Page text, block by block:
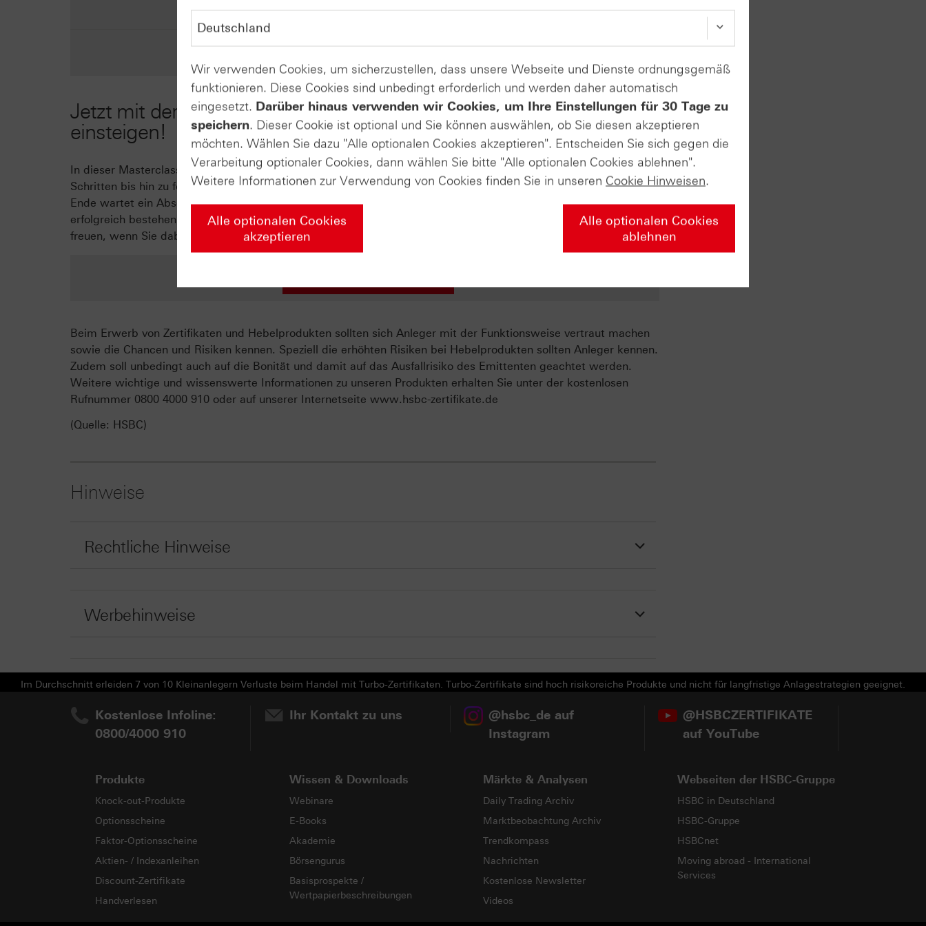
Jetzt mit der HSBC-Zertifikate-Masterclass in die Welt der Derivate
einsteigen!
In dieser Masterclass erfahren Sie alles, was Sie über die Grundlagen der Börse wissen müssen – von den ersten
Schritten bis hin zu fortgeschrittenen Strategien mit Zertifikaten und professionellem Money Management. Am
Ende wartet ein Abschlusstest auf Sie, welcher Ihr Wissen nochmal vertiefen soll. Falls Sie diesen Abschlusstest
erfolgreich bestehen, erhalten Sie ein persönliches HSBC-Masterclass-Zertifikat von uns! Wir würden uns sehr
freuen, wenn Sie dabei sind!
Beim Erwerb von Zertifikaten und Hebelprodukten sollten sich Anleger mit der Funktionsweise vertraut machen
sowie die Chancen und Risiken kennen. Speziell die erhöhten Risiken bei Hebelprodukten sollten Anleger kennen.
Zudem soll unbedingt auch auf die Bonität und damit auf das Ausfallrisiko des Emittenten geachtet werden.
Weitere wichtige und wissenswerte Informationen zu unseren Produkten erhalten Sie unter der kostenlosen
Rufnummer 0800 4000 910 oder auf unserer Internetseite www.hsbc-zertifikate.de
(Quelle: HSBC)
Hinweise
Rechtliche Hinweise
Werbehinweise
Im Durchschnitt erleiden 7 von 10 Kleinanlegern Verluste beim Handel mit Turbo-Zertifikaten. Turbo-Zertifikate sind hoch risikoreiche Produkte und nicht für langfristige Anlagestrategien geeignet.
Kostenlose Infoline:
0800/4000 910
Ihr Kontakt zu uns
@hsbc_de auf
Instagram
@HSBCZERTIFIKATE
auf YouTube
Produkte
Knock-out-Produkte
Optionsscheine
Faktor-Optionsscheine
Aktien- / Indexanleihen
Discount-Zertifikate
Handverlesen
Wissen & Downloads
Webinare
E-Books
Akademie
Börsengurus
Basisprospekte /
Wertpapierbeschreibungen
Märkte & Analysen
Daily Trading Archiv
Marktbeobachtung Archiv
Trendkompass
Nachrichten
Kostenlose Newsletter
Videos
Webseiten der HSBC-Gruppe
HSBC in Deutschland
HSBC-Gruppe
HSBCnet
Moving abroad - International
Services
Wir verwenden Cookies, um sicherzustellen, dass unsere Webseite und Dienste ordnungsgemäß
funktionieren. Diese Cookies sind unbedingt erforderlich und werden daher automatisch
eingesetzt. Darüber hinaus verwenden wir Cookies, um Ihre Einstellungen für 30 Tage zu
speichern. Dieser Cookie ist optional und Sie können auswählen, ob Sie diesen akzeptieren
möchten. Wählen Sie dazu "Alle optionalen Cookies akzeptieren". Entscheiden Sie sich gegen die
Verarbeitung optionaler Cookies, dann wählen Sie bitte "Alle optionalen Cookies ablehnen".
Weitere Informationen zur Verwendung von Cookies finden Sie in unseren Cookie Hinweisen.
Alle optionalen Cookies
akzeptieren
Alle optionalen Cookies
ablehnen